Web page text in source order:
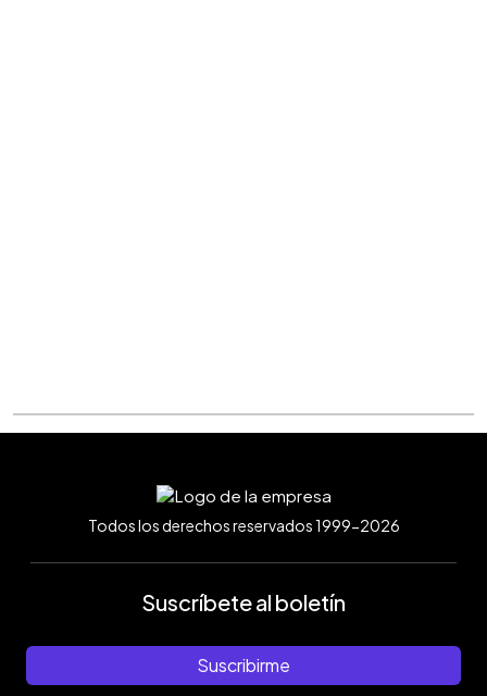
Todos los derechos reservados 1999-2026
Suscríbete al boletín
Suscribirme